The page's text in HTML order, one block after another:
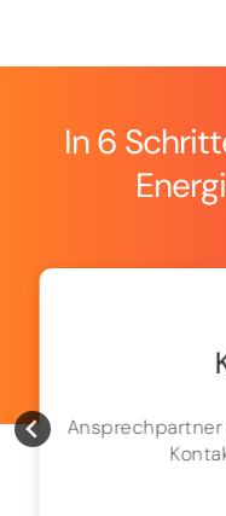
In 6
Ansprechpartner